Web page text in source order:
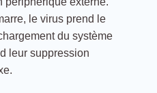
le virus prend le
du système
leur suppression